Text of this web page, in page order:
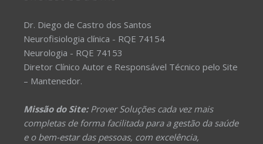
Dr. Diego de Castro dos Santos
Neurofisiologia clínica - RQE 74154
Neurologia - RQE 74153
Diretor Clínico Autor e Responsável Técnico pelo Site
– Mantenedor.
Missão do Site:Prover Soluções cada vez mais
completas de forma facilitada para a gestão da saúde
e o bem-estar das pessoas, com excelência,